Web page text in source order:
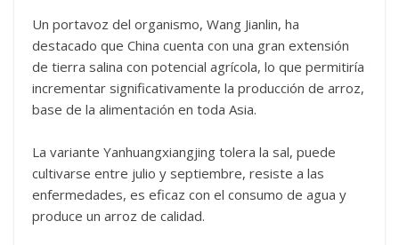
Un portavoz del organismo, Wang Jianlin, ha
destacado que China cuenta con una gran extensión
de tierra salina con potencial agrícola, lo que permitiría
incrementar significativamente la producción de arroz,
base de la alimentación en toda Asia.
La variante Yanhuangxiangjing tolera la sal, puede
cultivarse entre julio y septiembre, resiste a las
enfermedades, es eficaz con el consumo de agua y
produce un arroz de calidad.